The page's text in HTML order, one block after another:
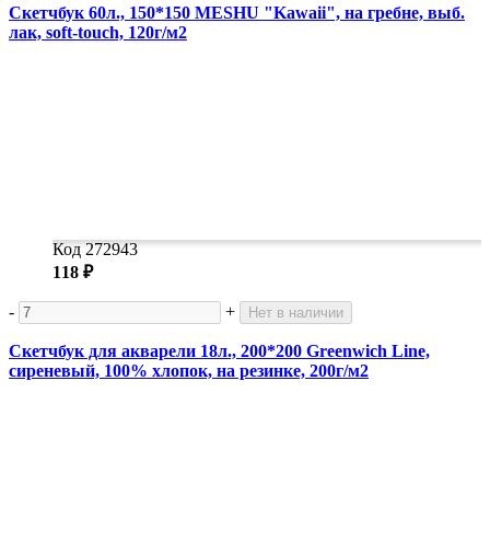
Скетчбук 60л., 150*150 MESHU "Kawaii", на гребне, выб.
лак, soft-touch, 120г/м2
Код 272943
118 ₽
- + Нет в наличии
Скетчбук для акварели 18л., 200*200 Greenwich Line,
сиреневый, 100% хлопок, на резинке, 200г/м2